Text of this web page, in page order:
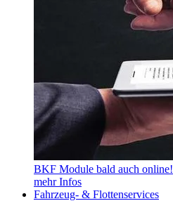
BKF Module bald auch online!
mehr Infos
Fahrzeug- & Flottenservices